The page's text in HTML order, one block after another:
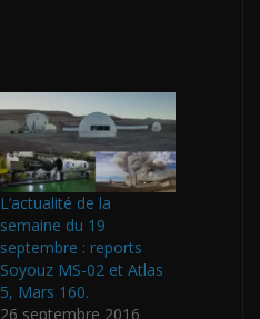
L’actualité de la
semaine du 19
septembre : reports
Soyouz MS-02 et Atlas
5, Mars 160.
26 septembre 2016